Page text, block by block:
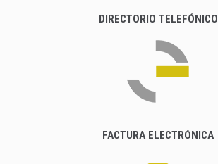
DIRECTORIO TELEFÓNICO
FACTURA ELECTRÓNICA